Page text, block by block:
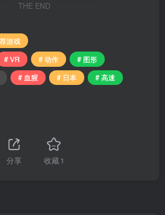
THE END
游戏
# VR # 动作
# 图形
# 血腥 # 日本
# 高速
分享 收藏1